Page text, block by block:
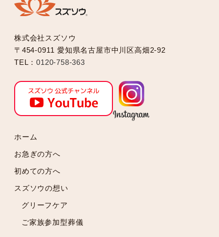
2025年5月
2025年2月
2024年9月
2024年8月
2024年7月
2024年5月
2024年4月
2024年2月
2024年1月
2023年12月
2023年10月
株式会社スズソウ
〒454-0911 愛知県名古屋市中川区高畑2-92
TEL：0120-758-363
ホーム
お急ぎの方へ
初めての方へ
スズソウの想い
グリーフケア
ご家族参加型葬儀